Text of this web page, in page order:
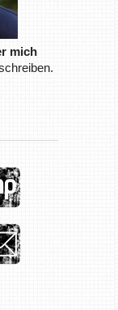
mich